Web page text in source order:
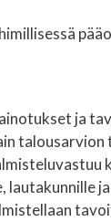
ja
talousarvion
lautakunnille